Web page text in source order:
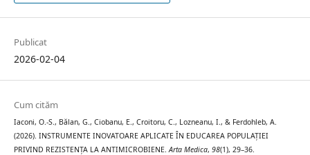
Publicat
2026-02-04
Cum cităm
Iaconi, O.-S., Bălan, G., Ciobanu, E., Croitoru, C., Lozneanu, I., & Ferdohleb, A.
(2026). INSTRUMENTE INOVATOARE APLICATE ÎN EDUCAREA POPULAȚIEI
PRIVIND REZISTENȚA LA ANTIMICROBIENE.Arta Medica, 98(1), 29–36.